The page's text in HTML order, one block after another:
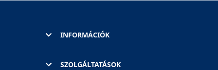
INFORMÁCIÓK
SZOLGÁLTATÁSOK